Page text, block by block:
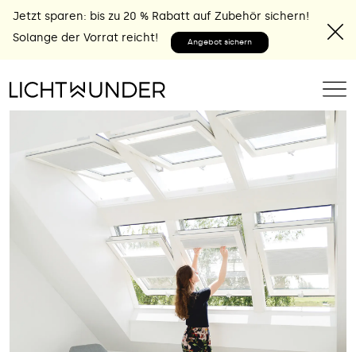
Jetzt sparen: bis zu 20 % Rabatt auf Zubehör sichern!
Solange der Vorrat reicht!
Angebot sichern